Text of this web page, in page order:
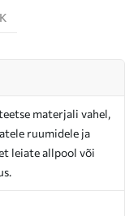
materjali vahel,
ruumidele ja
leiate allpool või